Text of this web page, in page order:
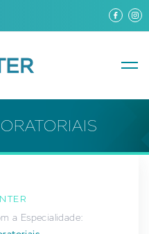
a Especialidade: